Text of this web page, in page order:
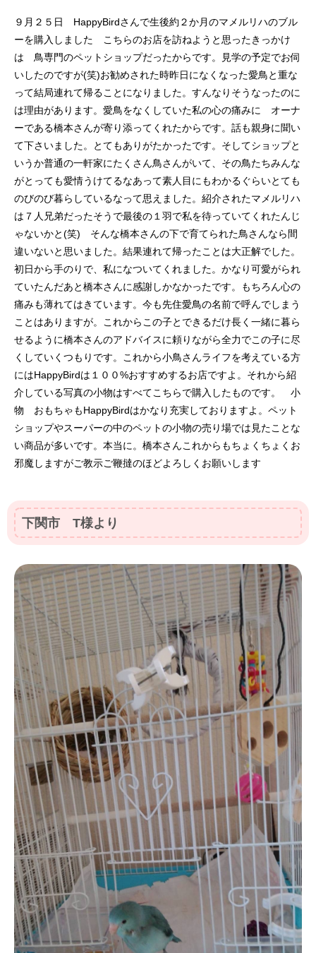
９月２５日 HappyBirdさんで生後約２か月のマメルリハのブル
ーを購入しました こちらのお店を訪ねようと思ったきっかけ
は 鳥専門のペットショップだったからです。見学の予定でお伺
いしたのですが(笑)お勧めされた時昨日になくなった愛鳥と重な
って結局連れて帰ることになりました。すんなりそうなったのに
は理由があります。愛鳥をなくしていた私の心の痛みに オーナ
ーである橋本さんが寄り添ってくれたからです。話も親身に聞い
て下さいました。とてもありがたかったです。そしてショップと
いうか普通の一軒家にたくさん鳥さんがいて、その鳥たちみんな
がとっても愛情うけてるなあって素人目にもわかるぐらいとても
のびのび暮らしているなって思えました。紹介されたマメルリハ
は７人兄弟だったそうで最後の１羽で私を待っていてくれたんじ
ゃないかと(笑) そんな橋本さんの下で育てられた鳥さんなら間
違いないと思いました。結果連れて帰ったことは大正解でした。
初日から手のりで、私になついてくれました。かなり可愛がられ
ていたんだあと橋本さんに感謝しかなかったです。もちろん心の
痛みも薄れてはきています。今も先住愛鳥の名前で呼んでしまう
ことはありますが。これからこの子とできるだけ長く一緒に暮ら
せるように橋本さんのアドバイスに頼りながら全力でこの子に尽
くしていくつもりです。これから小鳥さんライフを考えている方
にはHappyBirdは１００%おすすめするお店ですよ。それから紹
介している写真の小物はすべてこちらで購入したものです。 小
物 おもちゃもHappyBirdはかなり充実しておりますよ。ペット
ショップやスーパーの中のペットの小物の売り場では見たことな
い商品が多いです。本当に。橋本さんこれからもちょくちょくお
邪魔しますがご教示ご鞭撻のほどよろしくお願いします
下関市 T様より